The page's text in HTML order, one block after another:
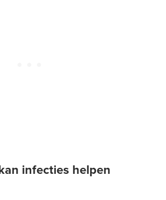
infecties helpen